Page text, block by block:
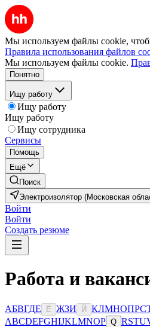
Мы используем файлы cookie,
Правила использования файлов
Мы используем файлы cookie.
Понятно
Ищу работу
Ищу работу
Ищу работу
Ищу сотрудника
Сервисы
Помощь
Ещё
Поиск
Электроизолятор (Московская
Войти
Войти
Создать резюме
Работа и
АБВГДЕ Ё ЖЗИ Й КЛМНОПРС
ABCDEFGHIJKLMNOP Q RSTU